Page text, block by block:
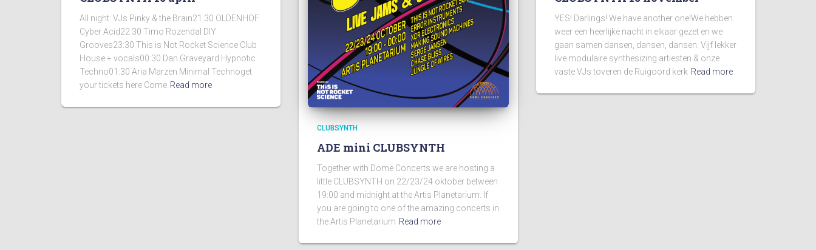
All night: VJs Pinky & the Brain21:30 OLDENHOF
Cyber Acid22:30 Timo Rozendal DIY
Grooves23:30 This is Not Rocket Science Club
House + vocals00:30 Dan Graveyard Hypnotic
Techno01:30 Aria Marzen Minimal Technoget
your tickets here Come Read more
CLUBSYNTH
ADE mini CLUBSYNTH
Together with Dome Concerts we are hosting a
little CLUBSYNTH on 22/23/24 oktober between
19:00 and midnight at the Artis Planetarium. If
you are going to one of the amazing concerts in
the Artis Planetarium Read more
YES! Darlings! We have another one!We hebben
weer een heerlijke nacht in elkaar gezet en we
gaan samen dansen, dansen, dansen. Vijf lekker
live modulaire synthesizing artiesten & onze
vaste VJs toveren de Ruigoord kerk Read more